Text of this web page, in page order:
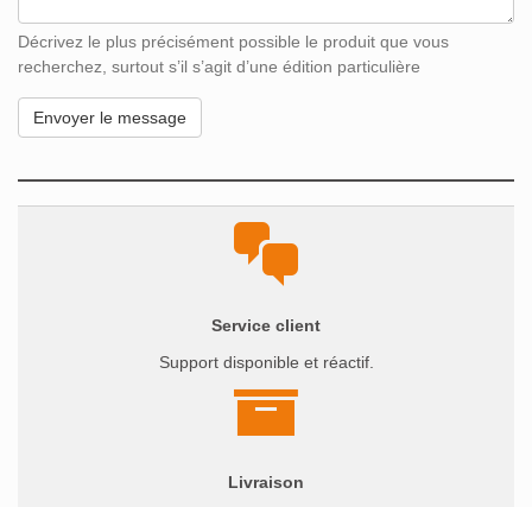
Décrivez le plus précisément possible le produit que vous
recherchez, surtout s’il s’agit d’une édition particulière
Service client
Support disponible et réactif.
Livraison